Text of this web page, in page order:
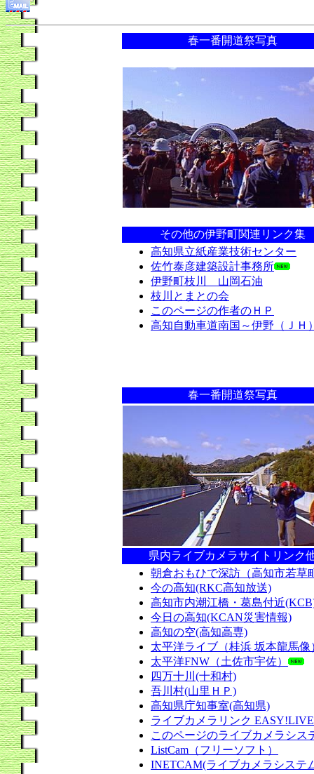
春一番開道祭写真
その他の伊野町関連リンク集
高知県立紙産業技術センター
佐竹泰彦建築設計事務所
伊野町枝川 山岡石油
枝川とまとの会
このページの作者のＨＰ
高知自動車道南国～伊野（ＪＨ
春一番開道祭写真
県内ライブカメラサイトリンク
朝倉おもひで深訪（高知市若草
今の高知(RKC高知放送)
高知市内潮江橋・葛島付近
今日の高知(KCAN災害情報)
高知の空(高知高専)
太平洋ライブ（桂浜 坂本龍馬像
太平洋FNW（土佐市宇佐）
四万十川(十和村)
吾川村(山里ＨＰ)
高知県庁知事室(高知県)
ライブカメラリンク
このページのライブカメラシス
ListCam（フリーソフト）
INETCAM(ライブカメラシステ